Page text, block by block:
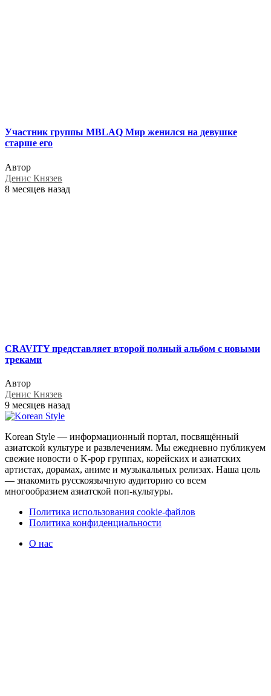
Участник группы MBLAQ Мир женился на девушке
старше его
Автор
Денис Князев
8 месяцев назад
CRAVITY представляет второй полный альбом с новыми
треками
Автор
Денис Князев
9 месяцев назад
Korean Style — информационный портал, посвящённый
азиатской культуре и развлечениям. Мы ежедневно публикуем
свежие новости о K-pop группах, корейских и азиатских
артистах, дорамах, аниме и музыкальных релизах. Наша цель
— знакомить русскоязычную аудиторию со всем
многообразием азиатской поп-культуры.
Политика использования cookie-файлов
Политика конфиденциальности
О нас